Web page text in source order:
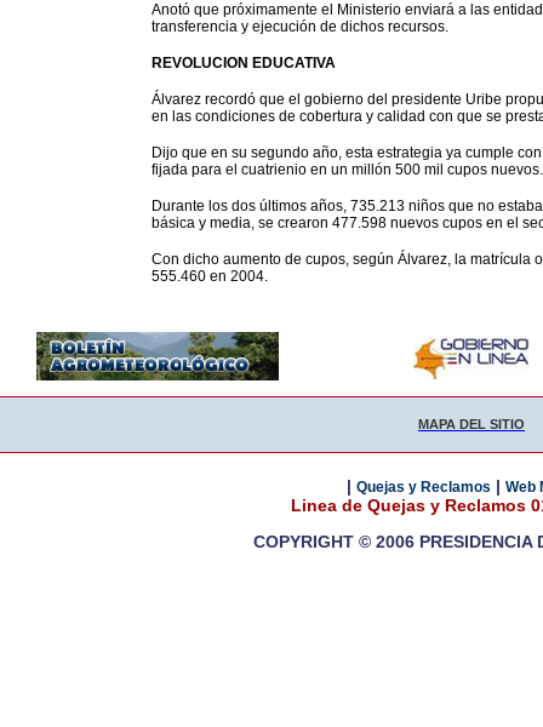
Anotó que próximamente el Ministerio enviará a las
transferencia y ejecución de dichos recursos.
REVOLUCION EDUCATIVA
Álvarez recordó que el gobierno del presidente Uribe
en las condiciones de cobertura y calidad con que se
Dijo que en su segundo año, esta estrategia ya cumple
fijada para el cuatrienio en un millón 500 mil cupos nuevos.
Durante los dos últimos años, 735.213 niños que no
básica y media, se crearon 477.598 nuevos cupos en el
Con dicho aumento de cupos, según Álvarez, la
555.460 en 2004.
MAPA DEL SITIO
| Quejas y Reclamos | Web
Linea de Quejas y Reclamos
COPYRIGHT © 2006 PRESIDENCIA